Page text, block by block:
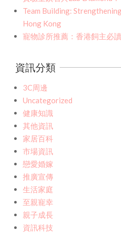
Team Building:
Hong Kong
寵物診所推薦：香港飼主必
資訊分類
3C周邊
Uncategorized
健康知識
其他資訊
家居百科
市場資訊
戀愛婚嫁
推廣宣傳
生活家庭
至親寵幸
親子成長
資訊科技